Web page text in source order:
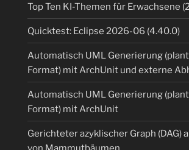
Top Ten KI-Themen für Erwachsene
Quicktest: Eclipse 2026-06 (4.40.0)
Automatisch UML Generierung
Format) mit ArchUnit und externe
Automatisch UML Generierung
Format) mit ArchUnit
Gerichteter azyklischer Graph (DAG)